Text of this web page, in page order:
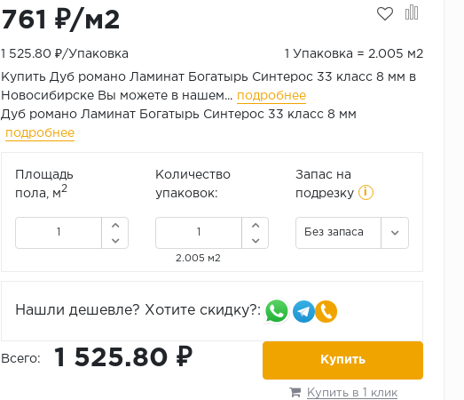
761 ₽/м2
1 525.80 ₽/Упаковка 1 Упаковка = 2.005 м2
Купить Дуб романо Ламинат Богатырь Синтерос 33 класс 8 мм в
Новосибирске Вы можете в нашем... подробнее
Дуб романо Ламинат Богатырь Синтерос 33 класс 8 мм
подробнее
Площадь
пола, м2
Количество
упаковок:
2.005 м2
Запас на
подрезку
i
Без запаса
Нашли дешевле? Хотите скидку?:
Всего: 1 525.80 ₽ Купить
Купить в 1 клик